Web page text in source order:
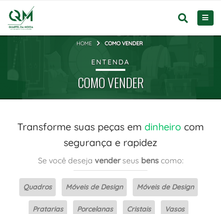
HOME COMO VENDER
ENTENDA
COMO VENDER
Transforme suas peças em dinheiro com
segurança e rapidez
Se você deseja venderseus benscomo:
Quadros Móveis de Design Móveis de Design
Pratarias Porcelanas Cristais Vasos